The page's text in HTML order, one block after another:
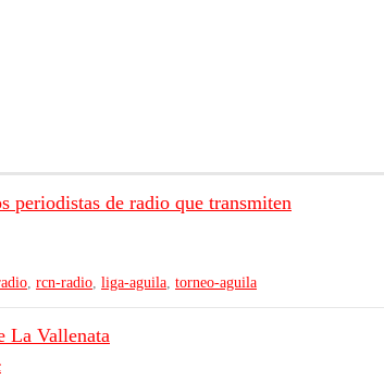
de radio que transmiten
, rcn-radio, liga-aguila, torneo-aguila
La Vallenata